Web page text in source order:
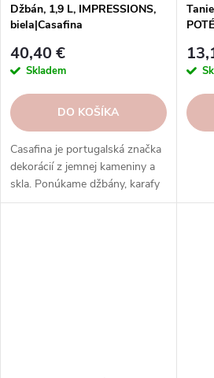
Džbán, 1,9 L, IMPRESSIONS,
biela|Casafina
40,40 €
Skladem
DO KOŠÍKA
Casafina je portugalská značka
dekorácií z jemnej kameniny a
skla. Ponúkame džbány, karafy
a fľaše v rôznych dizajnoch,